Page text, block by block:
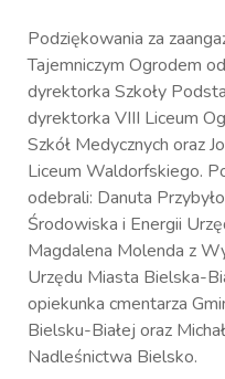
Podziękowania za
Tajemniczym Ogrodem
dyrektorka Szkoły
dyrektorka VIII Liceum
Szkół Medycznych oraz
Liceum Waldorfskiego.
odebrali: Danuta
Środowiska i Energii
Magdalena Molenda z
Urzędu Miasta Bielska-
opiekunka cmentarza
Bielsku-Białej oraz
Nadleśnictwa Bielsko.